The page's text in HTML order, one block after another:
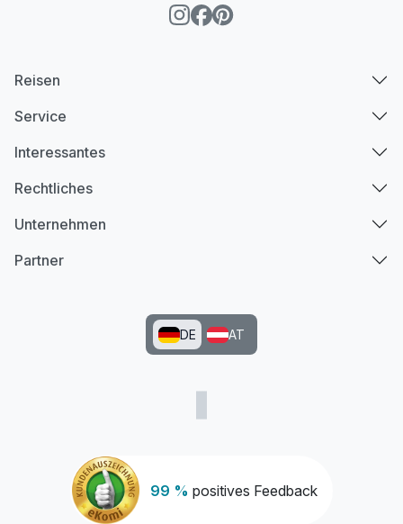
99 % positives Feedback
Reisen
Service
Interessantes
Rechtliches
Unternehmen
Partner
DE AT